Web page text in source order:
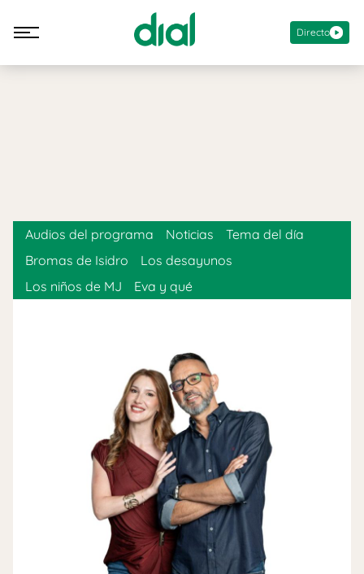
Directo
Audios del programa Noticias
Tema del día
Bromas de Isidro
Los desayunos
Los niños de MJ
Eva y qué